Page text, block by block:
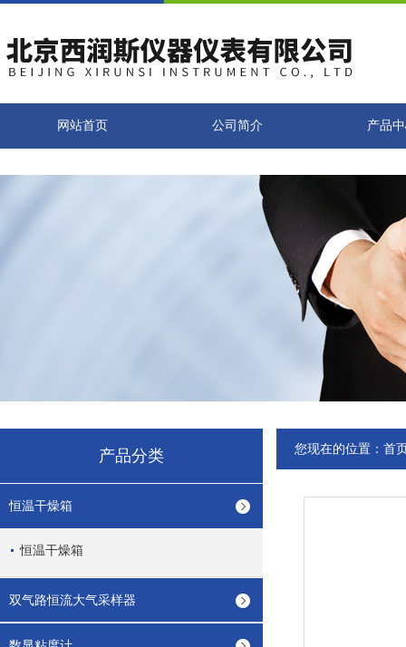
网站首页 公司简介 产品
产品分类
恒温干燥箱
恒温干燥箱
双气路恒流大气采样器
您现在的位置： 首